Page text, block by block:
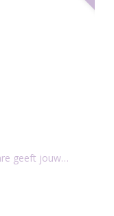
geeft jouw…